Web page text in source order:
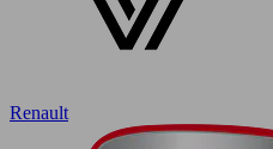
Renault